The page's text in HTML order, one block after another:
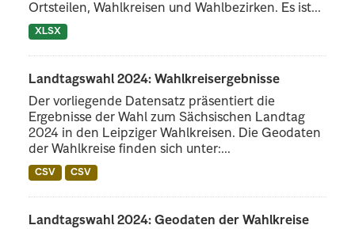
Ortsteilen, Wahlkreisen und Wahlbezirken. Es ist...
XLSX
Landtagswahl 2024: Wahlkreisergebnisse
Der vorliegende Datensatz präsentiert die
Ergebnisse der Wahl zum Sächsischen Landtag
2024 in den Leipziger Wahlkreisen. Die Geodaten
der Wahlkreise finden sich unter:...
CSV CSV
Landtagswahl 2024: Geodaten der Wahlkreise